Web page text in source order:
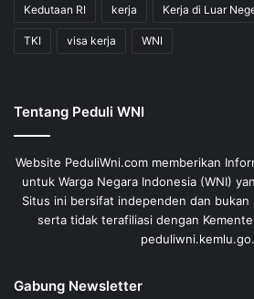
Kedutaan RI kerja Kerja di Luar
TKI visa kerja WNI
Tentang Peduli WNI
Website PeduliWni.com memberikan
untuk Warga Negara Indonesia (WNI)
Situs ini bersifat independen dan
serta tidak terafiliasi dengan
Gabung Newsletter